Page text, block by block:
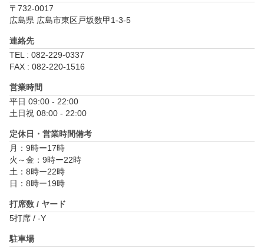
〒732-0017
広島県 広島市東区戸坂数甲1-3-5
連絡先
TEL : 082-229-0337
FAX : 082-220-1516
営業時間
平日 09:00 - 22:00
土日祝 08:00 - 22:00
定休日・営業時間備考
月：9時ー17時
火～金：9時ー22時
土：8時ー22時
打席数 / ヤード
5打席 / -Y
駐車場